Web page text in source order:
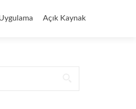
Açık Kaynak